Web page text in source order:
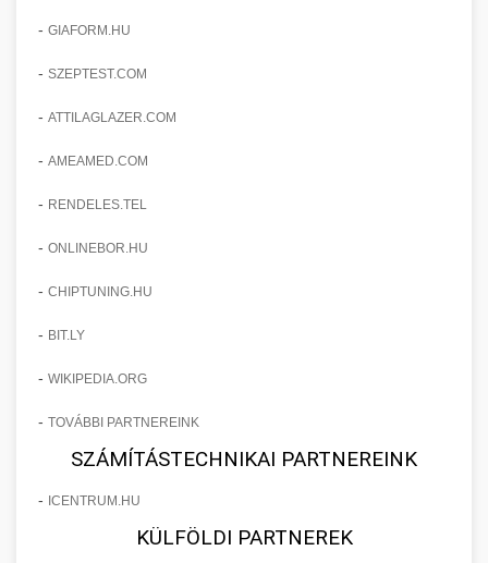
- GIAFORM.HU
- SZEPTEST.COM
- ATTILAGLAZER.COM
- AMEAMED.COM
- RENDELES.TEL
- ONLINEBOR.HU
- CHIPTUNING.HU
- BIT.LY
- WIKIPEDIA.ORG
- TOVÁBBI PARTNEREINK
SZÁMÍTÁSTECHNIKAI PARTNEREINK
- ICENTRUM.HU
KÜLFÖLDI PARTNEREK